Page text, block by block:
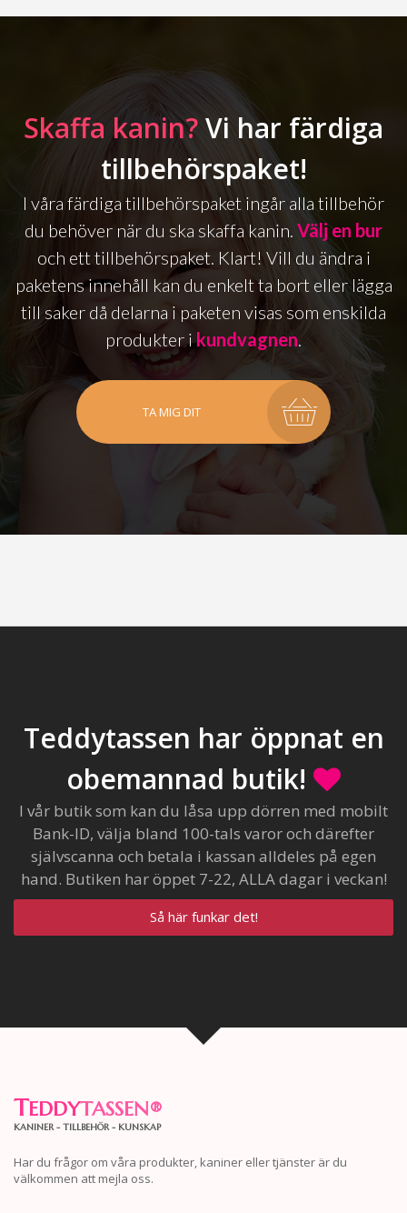
Skaffa kanin?Vi har färdiga
tillbehörspaket!
I våra färdiga tillbehörspaket ingår alla tillbehör
du behöver när du ska skaffa kanin. Välj en bur
och ett tillbehörspaket. Klart! Vill du ändra i
paketens innehåll kan du enkelt ta bort eller lägga
till saker då delarna i paketen visas som enskilda
produkter ikundvagnen.
TA MIG DIT
Teddytassen har öppnat en
obemannad butik!
I vår butik som kan du låsa upp dörren med mobilt
Bank-ID, välja bland 100-tals varor och därefter
självscanna och betala i kassan alldeles på egen
hand. Butiken har öppet 7-22, ALLA dagar i veckan!
Så här funkar det!
TEDDYTASSEN®
KANINER - TILLBEHÖR - KUNSKAP
Har du frågor om våra produkter, kaniner eller tjänster är du
välkommen att mejla oss.